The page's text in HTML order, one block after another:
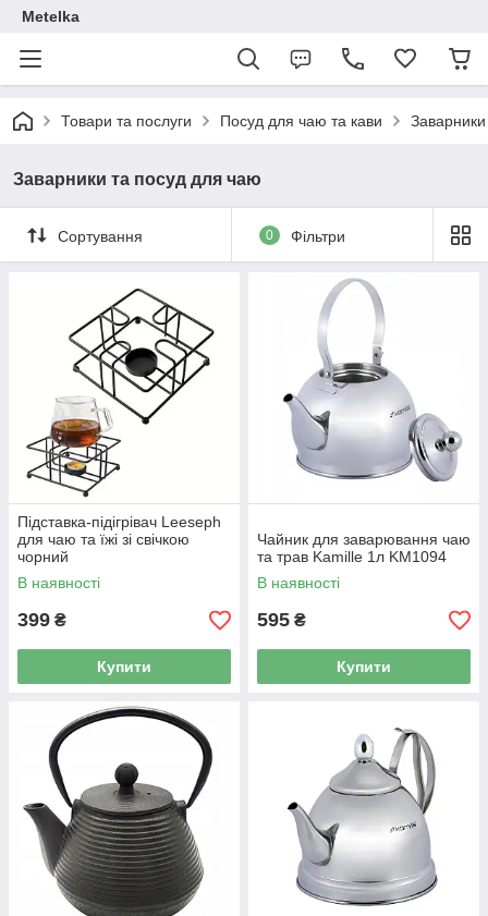
Metelka
Товари та послуги Посуд для чаю та кави
Заварники та посуд для чаю
Сортування 0 Фільтри
Підставка-підігрівач Leeseph
для чаю та їжі зі свічкою
чорний
В наявності
399 ₴
Купити
Чайник для заварювання чаю
та трав Kamille 1л KM1094
В наявності
595 ₴
Купити